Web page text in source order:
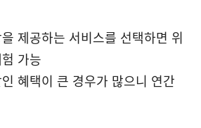
제공하는 서비스를 선택하면 위
가능
혜택이 큰 경우가 많으니 연간